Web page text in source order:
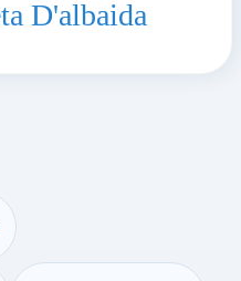
D'albaida